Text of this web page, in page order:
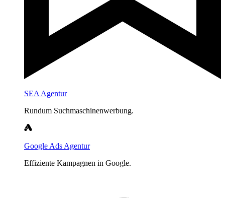
SEA Agentur
Rundum Suchmaschinenwerbung.
Google Ads Agentur
Effiziente Kampagnen in Google.